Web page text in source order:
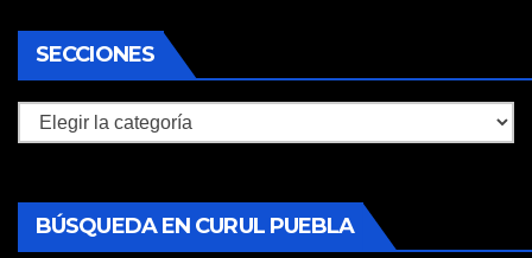
SECCIONES
Secciones
BÚSQUEDA EN CURUL PUEBLA